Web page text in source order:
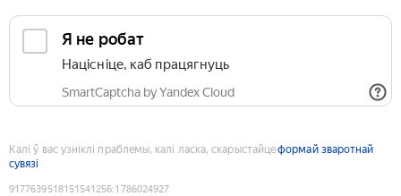
Я не робат
Націсніце, каб працягнуць
SmartCaptcha by Yandex Cloud
Калі ў вас узніклі праблемы, калі ласка, скарыстайцеформай зваротнай
сувязі
9177639518151541256:1786024927